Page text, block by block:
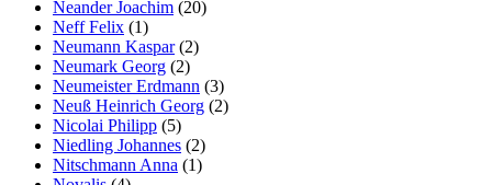
Neander Joachim (20)
Neff Felix (1)
Neumann Kaspar(2)
Neumark Georg (2)
Neumeister Erdmann (3)
Neuß Heinrich Georg (2)
Nicolai Philipp (5)
Niedling Johannes (2)
Nitschmann Anna (1)